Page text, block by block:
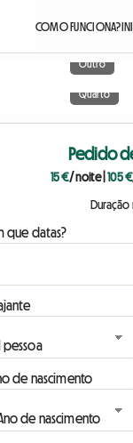
COMO FUNCIONA?
Outro
Quarto
Pedido
15 €/ noite|105 €
Duração
que datas?
de nascimento